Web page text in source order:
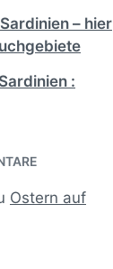
– hier
:
Ostern auf